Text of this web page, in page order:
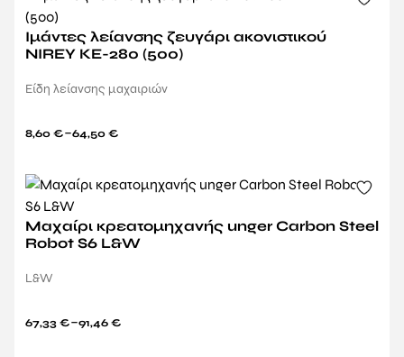
Ιμάντες λείανσης ζευγάρι ακονιστικού
NIREY KE-280 (500)
Είδη λείανσης μαχαιριών
8,60 €–64,50 €
Μαχαίρι κρεατομηχανής unger Carbon Steel
Robot S6 L&W
L&W
67,33 €–91,46 €